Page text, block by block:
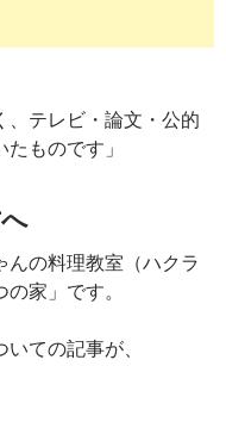
、テレビ・論文・公的
ものです」
んの料理教室（ハクラ
家」です。
ての記事が、